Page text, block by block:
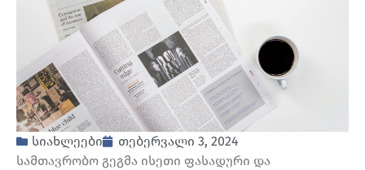
სიახლეები
თებერვალი 3, 2024
სამთავრობო გეგმა ისეთი ფასადური და